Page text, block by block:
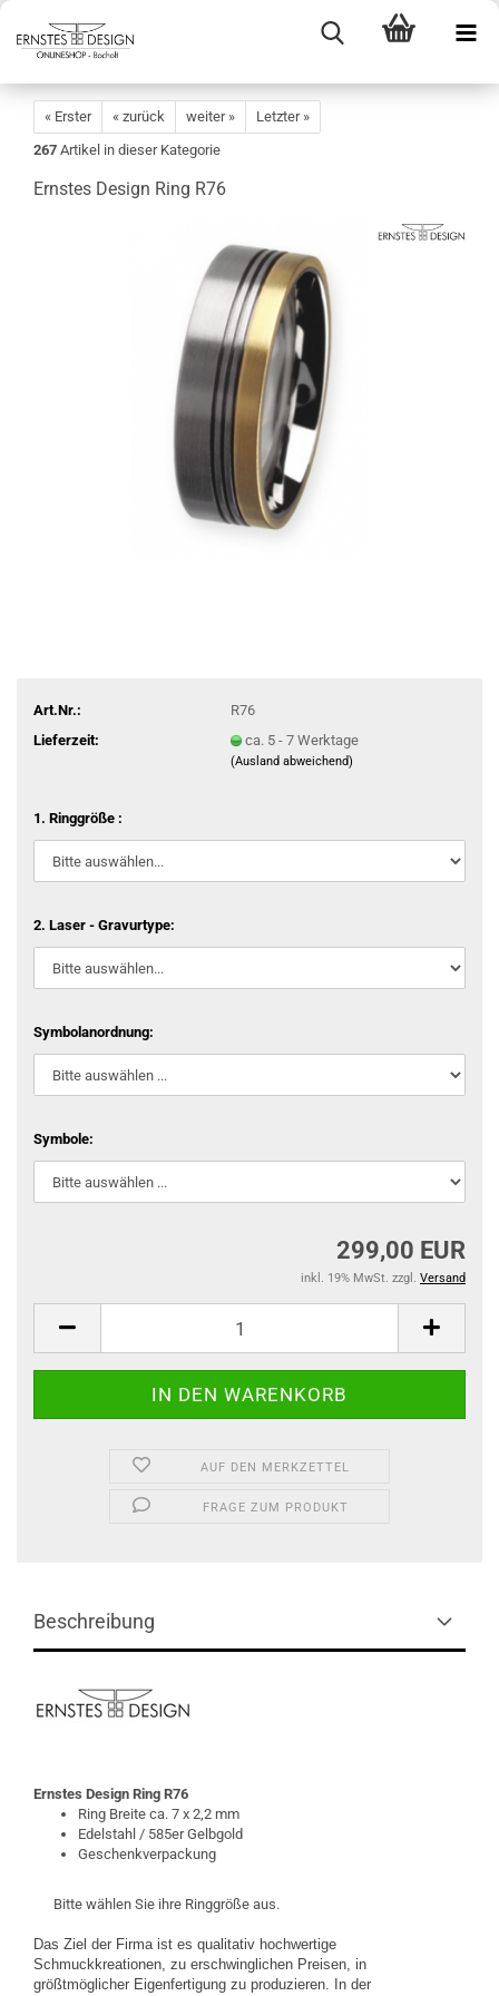
« Erster « zurück weiter »
Letzter »
267 Artikel in dieser Kategorie
Ernstes Design Ring R76
Art.Nr.:
R76
Lieferzeit:
ca. 5 - 7 Werktage
(Ausland abweichend)
1. Ringgröße :
2. Laser - Gravurtype:
Symbolanordnung:
Symbole:
299,00 EUR
inkl. 19% MwSt. zzgl. Versand
AUF DEN MERKZETTEL
FRAGE ZUM PRODUKT
Beschreibung
Ernstes Design Ring R76
Ring Breite ca. 7 x 2,2 mm
Edelstahl / 585er Gelbgold
Geschenkverpackung
Bitte wählen Sie ihre Ringgröße aus.
Das Ziel der Firma ist es qualitativ hochwertige
Schmuckkreationen, zu erschwinglichen Preisen, in
größtmöglicher Eigenfertigung zu produzieren. In der